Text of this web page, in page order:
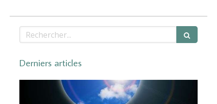
Rechercher
Derniers articles